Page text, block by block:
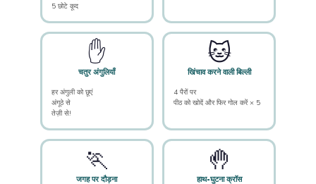
5 छोटे कूद
✋
चतुर अंगुलियाँ
हर अंगुली को छूएं
अंगूठे से
तेज़ी से!
🐱
खिंचाव करने वाली बिल्ली
4 पैरों पर
पीठ को खोदें और फिर गोल करें × 5
🏃
जगह पर दौड़ना
🤚
हाथ-घुटना क्रॉस